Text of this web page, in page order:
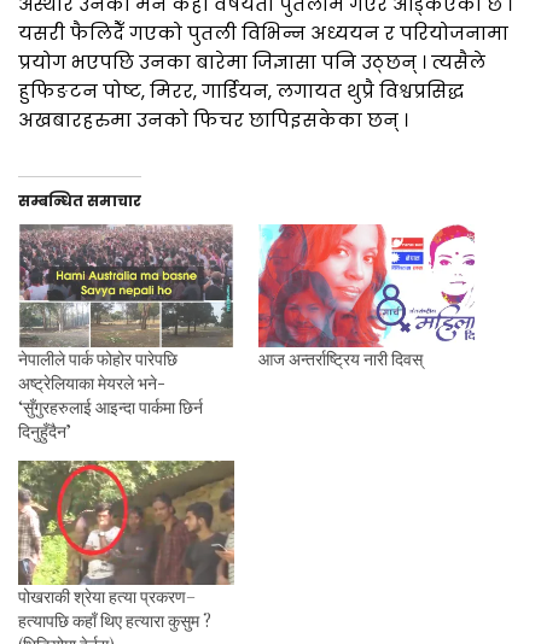
यसरी फैलिदैँ गएको पुतली विभिन्न अध्ययन र परियोजनामा
प्रयोग भएपछि उनका बारेमा जिज्ञासा पनि उठ्छन् । त्यसैले
हुफिङटन पोष्ट, मिरर, गार्डियन, लगायत थुप्रै विश्वप्रसिद्ध
अखबारहरुमा उनको फिचर छापिइसकेका छन् ।
सम्बन्धित समाचार
नेपालीले पार्क फोहोर पारेपछि
अष्ट्रेलियाका मेयरले भने-
‘सुँगुरहरुलाई आइन्दा पार्कमा छिर्न
दिनुहुँदैन’
आज अन्तर्राष्ट्रिय नारी दिवस्
पोखराकी श्रेया हत्या प्रकरण–
हत्यापछि कहाँ थिए हत्यारा कुसुम ?